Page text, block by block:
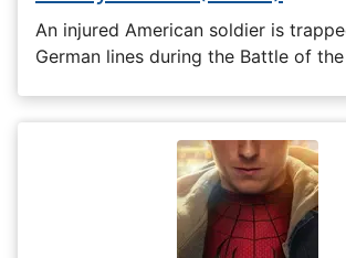
An injured American soldier is
German lines during the Battle of the